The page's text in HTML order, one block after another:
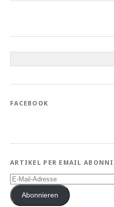
FACEBOOK
ARTIKEL PER EMAIL
E-
Mail-
AdresseAbonnieren